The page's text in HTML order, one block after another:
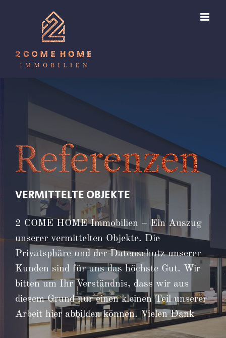
VERMITTELTE OBJEKTE
2 COME HOME Immobilien – Ein Auszug
unserer vermittelten Objekte. Die
Privatsphäre und der Datenschutz unserer
Kunden sind für uns das höchste Gut. Wir
bitten um Ihr Verständnis, dass wir aus
diesem Grund nur einen kleinen Teil unserer
Arbeit hier abbilden können. Vielen Dank